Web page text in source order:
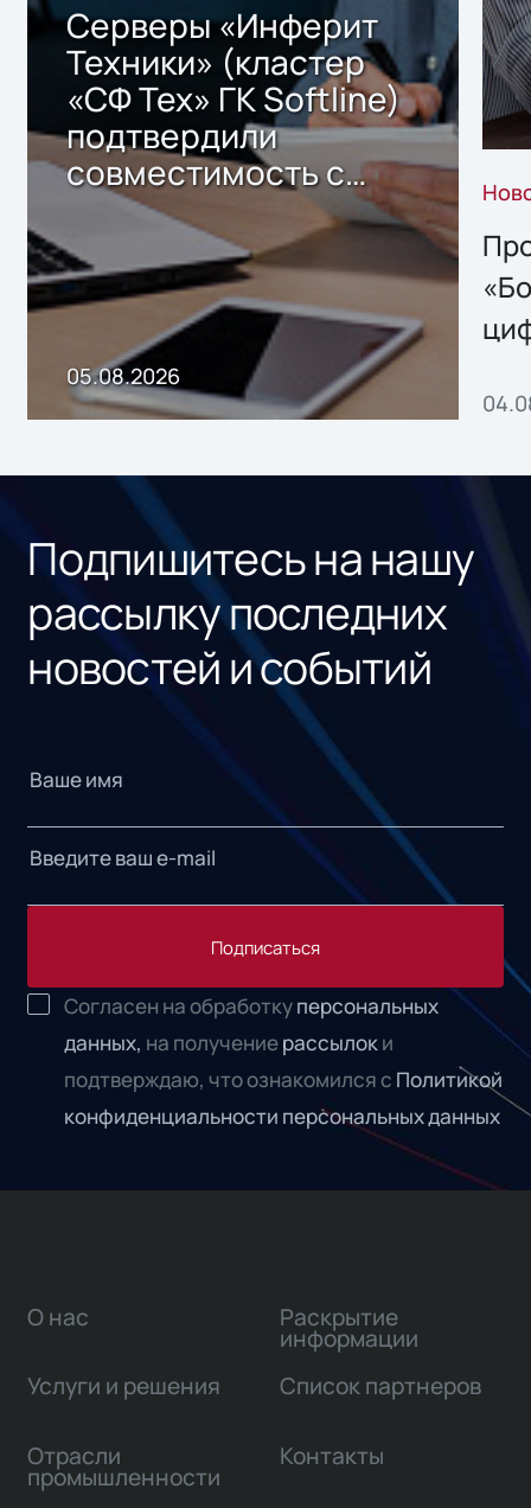
Серверы «Инферит
Техники» (кластер
«СФ Тех» ГК Softline)
подтвердили
совместимость с
решением Sharx
Storage 2.x для
хранения данных
05.08.2026
Подпишитесь на нашу
рассылку последних
новостей и событий
Подписаться
Согласен на обработкуперсональных
данных, на получениерассылоки
подтверждаю, что ознакомился с Политикой
конфиденциальности персональных данных
О нас
Услуги и решения
Отрасли
промышленности
Раскрытие
информации
Список партнеров
Контакты